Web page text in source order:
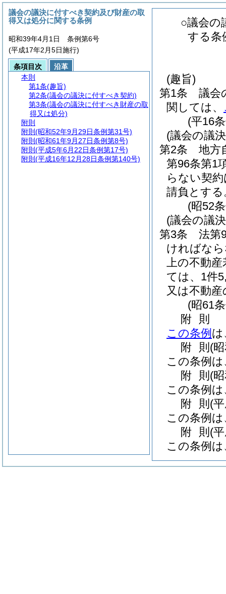
○議会の
する条
(趣旨)
第1条
議会
関しては、
(平16
(議会の議
第2条
地方
第96条第1
らない契
請負とする
(昭52
(議会の議
第3条
法第
ければな
上の不動
ては、1件
又は不動
(昭61
附 則
この条例 は
附 則 (
この条例
附 則 (
この条例
附 則 (
この条例
附 則 (
この条例
議会の議決に付すべき契約及び財産の取
得又は処分に関する条例
昭和39年4月1日 条例第6号
(平成17年2月5日施行)
条項目次
沿革
本則
第1条(趣旨)
第2条(議会の議決に付すべき契約)
第3条(議会の議決に付すべき財産の取
得又は処分)
附則
附則 (昭和52年9月29日条例第31号)
附則 (昭和61年9月27日条例第8号)
附則 (平成5年6月22日条例第17号)
附則 (平成16年12月28日条例第140号)